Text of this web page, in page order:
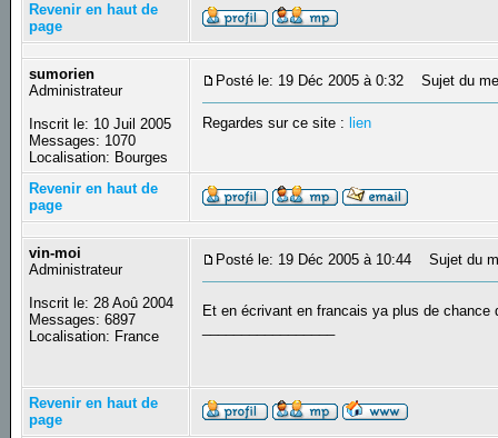
Revenir en haut de
page
sumorien
Administrateur
Inscrit le: 10 Juil 2005
Messages: 1070
Localisation: Bourges
Posté le: 19 Déc 2005 à 0:32 Sujet du
Regardes sur ce site : lien
Revenir en haut de
page
vin-moi
Administrateur
Inscrit le: 28 Aoû 2004
Messages: 6897
Localisation: France
Posté le: 19 Déc 2005 à 10:44 Sujet du
Et en écrivant en francais ya plus de
Revenir en haut de
page